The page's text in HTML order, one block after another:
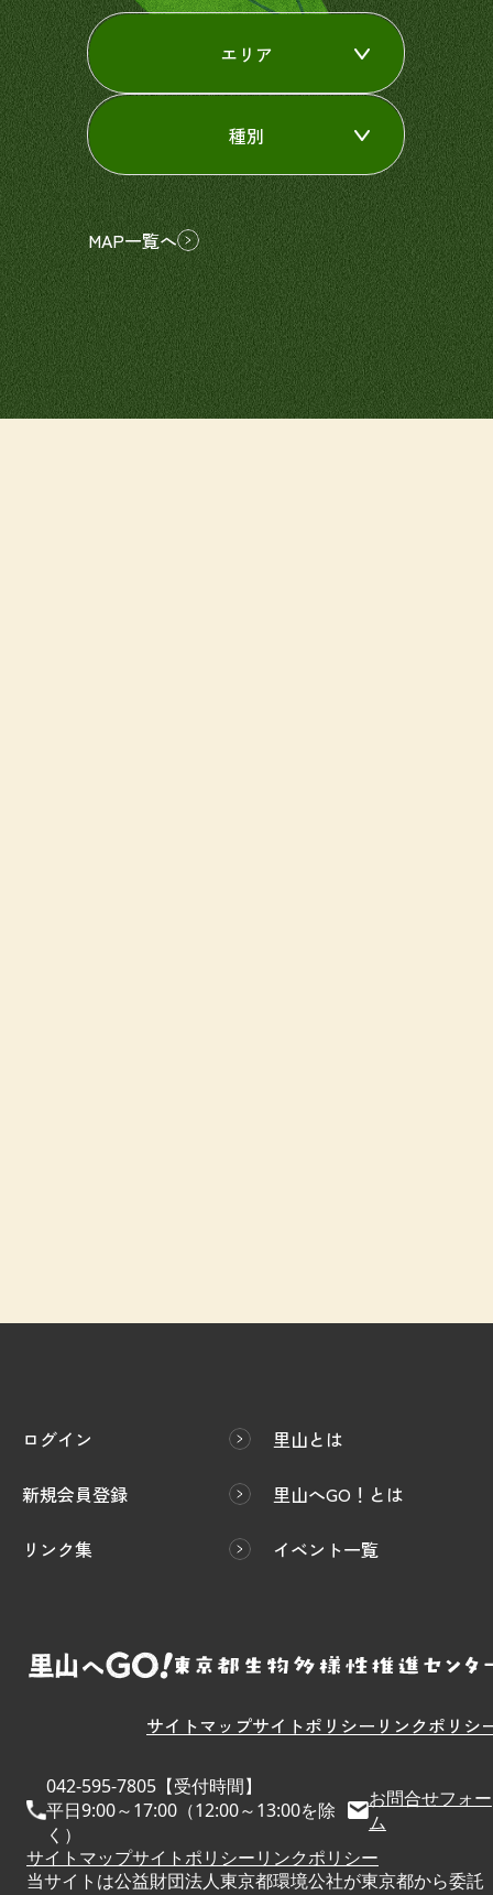
エリア
種別
MAP一覧へ
ログイン
新規会員登録
リンク集
里山とは
里山へGO！とは
イベント一覧
サイトマップサイトポリシー リンクポリシ
042-595-7805【受付時間】
平日9:00～17:00（12:00～13:00を除
く）
お問合せフォー
ム
サイトマップサイトポリシーリンクポリシー
当サイトは公益財団法人東京都環境公社が東京都から委託